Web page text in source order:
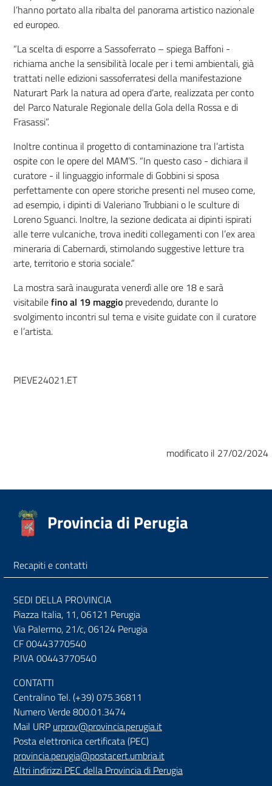
l’hanno portato alla ribalta del panorama artistico nazionale
ed europeo.
“La scelta di esporre a Sassoferrato – spiega Baffoni -
richiama anche la sensibilità locale per i temi ambientali, già
trattati nelle edizioni sassoferratesi della manifestazione
Naturart Park la natura ad opera d’arte, realizzata per conto
del Parco Naturale Regionale della Gola della Rossa e di
Frasassi”.
Inoltre continua il progetto di contaminazione tra l’artista
ospite con le opere del MAM’S. “In questo caso - dichiara il
curatore - il linguaggio informale di Gobbini si sposa
perfettamente con opere storiche presenti nel museo come,
ad esempio, i dipinti di Valeriano Trubbiani o le sculture di
Loreno Sguanci. Inoltre, la sezione dedicata ai dipinti ispirati
alle terre vulcaniche, trova inediti collegamenti con l’ex area
mineraria di Cabernardi, stimolando suggestive letture tra
arte, territorio e storia sociale.”
La mostra sarà inaugurata venerdì alle ore 18 e sarà
visitabilefino al 19 maggio prevedendo, durante lo
svolgimento incontri sul tema e visite guidate con il curatore
e l’artista.
PIEVE24021.ET
modificato il 27/02/2024
Provincia di Perugia
Recapiti e contatti
SEDI DELLA PROVINCIA
Piazza Italia, 11, 06121 Perugia
Via Palermo, 21/c, 06124 Perugia
CF 00443770540
P.IVA 00443770540
CONTATTI
Centralino Tel. (+39) 075.36811
Numero Verde 800.01.3474
Mail URP urprov@provincia.perugia.it
Posta elettronica certificata (PEC)
provincia.perugia@postacert.umbria.it
Altri indirizzi PEC della Provincia di Perugia